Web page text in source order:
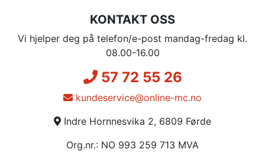
KONTAKT OSS
Vi hjelper deg på telefon/e-post mandag-fredag kl.
08.00-16.00
57 72 55 26
kundeservice@online-mc.no
Indre Hornnesvika 2, 6809 Førde
Org.nr.: NO 993 259 713 MVA